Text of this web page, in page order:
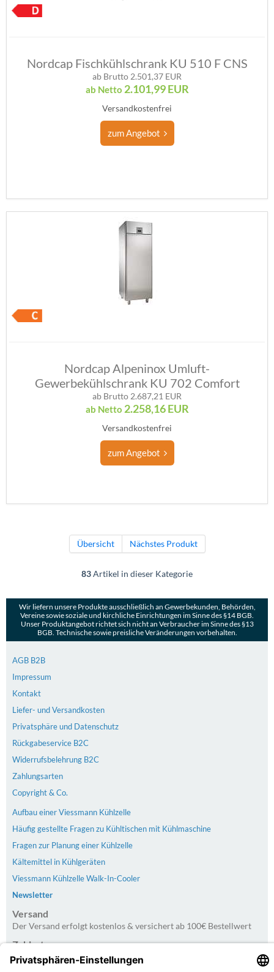
Nordcap Fischkühlschrank KU 510 F CNS
ab Brutto 2.501,37 EUR
ab Netto 2.101,99EUR
Versandkostenfrei
zum Angebot
Nordcap Alpeninox Umluft-
Gewerbekühlschrank KU 702 Comfort
ab Brutto 2.687,21 EUR
ab Netto 2.258,16EUR
Versandkostenfrei
zum Angebot
Übersicht Nächstes Produkt
83Artikel in dieser Kategorie
Wir liefern unsere Produkte ausschließlich an Gewerbekunden, Behörden,
Vereine sowie soziale und kirchliche Einrichtungen im Sinne des §14 BGB.
Unser Produktangebot richtet sich nicht an Verbraucher im Sinne des §13
BGB. Technische sowie preisliche Veränderungen vorbehalten.
AGB B2B
Impressum
Kontakt
Liefer- und Versandkosten
Privatsphäre und Datenschutz
Rückgabeservice B2C
Widerrufsbelehrung B2C
Zahlungsarten
Copyright & Co.
Aufbau einer Viessmann Kühlzelle
Häufig gestellte Fragen zu Kühltischen mit Kühlmaschine
Fragen zur Planung einer Kühlzelle
Kältemittel in Kühlgeräten
Viessmann Kühlzelle Walk-In-Cooler
Newsletter
Versand
Der Versand erfolgt kostenlos & versichert ab 100€ Bestellwert
Zahlarten
PayPal | Rechnung | Kreditkarte | Vorkasse